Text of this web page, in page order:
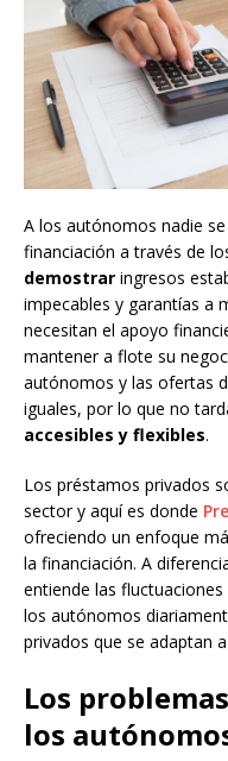
A los autónomos nadie
financiación a través de
demostrar ingresos
impecables y garantías a
necesitan el apoyo
mantener a flote su
autónomos y las ofertas
iguales, por lo que no
accesibles y flexibles.
Los préstamos privados
sector y aquí es donde
ofreciendo un enfoque
la financiación. A
entiende las
los autónomos
privados que se adaptan
Los
los